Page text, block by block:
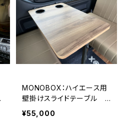
MONOBOX：ハイエース用
壁掛けスライドテーブル 2
本脚モデル テーブル寸法6
50㎜×420㎜
¥55,000